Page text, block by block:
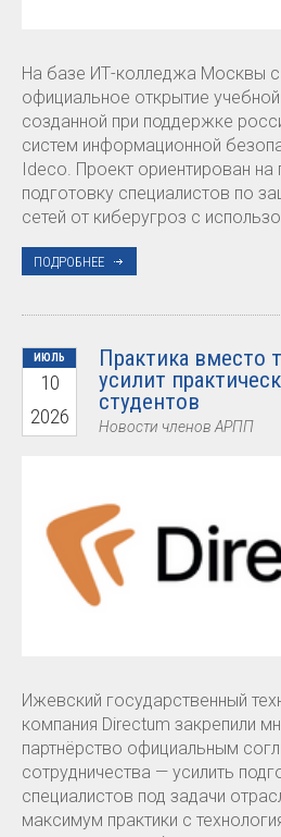
На базе ИТ-колледжа Москвы
официальное открытие
созданной при поддержке
систем информационной
Ideco. Проект ориентирован на
подготовку специалистов по
сетей от киберугроз с
ПОДРОБНЕЕ
ИЮЛЬ
10
2026
Практика вместо
усилит
студентов
Новости членов АРПП
Ижевский государственный
компания Directum закрепили
партнёрство официальным
сотрудничества — усилить
специалистов под задачи
максимум практики с